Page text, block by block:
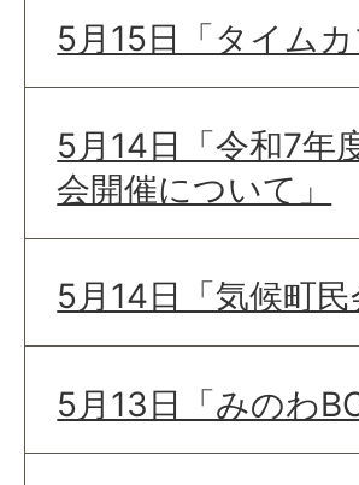
5月15日「タイム
5月14日「令和7年
会開催について」
5月14日「気候町
5月13日「みのわ